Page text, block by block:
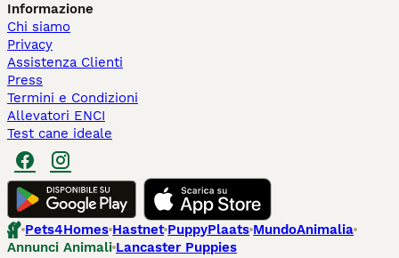
Informazione
Chi siamo
Privacy
Assistenza Clienti
Press
Termini e Condizioni
Allevatori ENCI
Test cane ideale
Pets4Homes Hastnet PuppyPlaats MundoAnimalia
Annunci Animali Lancaster Puppies